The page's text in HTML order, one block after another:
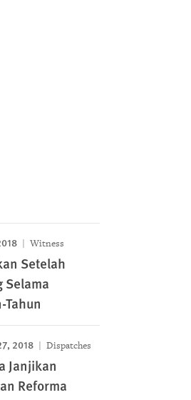
Witness
Setelah
Selama
2018 Dispatches
Janjikan
Reforma